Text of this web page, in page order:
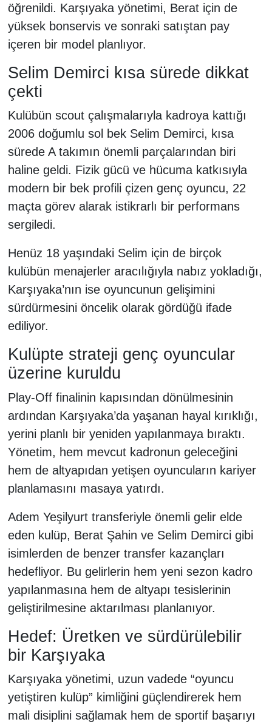
öğrenildi. Karşıyaka yönetimi, Berat için de
yüksek bonservis ve sonraki satıştan pay
içeren bir model planlıyor.
Selim Demirci kısa sürede dikkat
çekti
Kulübün scout çalışmalarıyla kadroya kattığı
2006 doğumlu sol bek Selim Demirci, kısa
sürede A takımın önemli parçalarından biri
haline geldi. Fizik gücü ve hücuma katkısıyla
modern bir bek profili çizen genç oyuncu, 22
maçta görev alarak istikrarlı bir performans
sergiledi.
Henüz 18 yaşındaki Selim için de birçok
kulübün menajerler aracılığıyla nabız yokladığı,
Karşıyaka’nın ise oyuncunun gelişimini
sürdürmesini öncelik olarak gördüğü ifade
ediliyor.
Kulüpte strateji genç oyuncular
üzerine kuruldu
Play-Off finalinin kapısından dönülmesinin
ardından Karşıyaka’da yaşanan hayal kırıklığı,
yerini planlı bir yeniden yapılanmaya bıraktı.
Yönetim, hem mevcut kadronun geleceğini
hem de altyapıdan yetişen oyuncuların kariyer
planlamasını masaya yatırdı.
Adem Yeşilyurt transferiyle önemli gelir elde
eden kulüp, Berat Şahin ve Selim Demirci gibi
isimlerden de benzer transfer kazançları
hedefliyor. Bu gelirlerin hem yeni sezon kadro
yapılanmasına hem de altyapı tesislerinin
geliştirilmesine aktarılması planlanıyor.
Hedef: Üretken ve sürdürülebilir
bir Karşıyaka
Karşıyaka yönetimi, uzun vadede “oyuncu
yetiştiren kulüp” kimliğini güçlendirerek hem
mali disiplini sağlamak hem de sportif başarıyı